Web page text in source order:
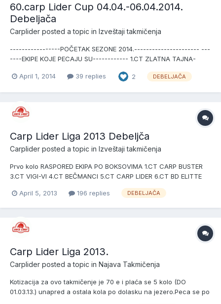
60.carp Lider Cup 04.04.-06.04.2014.
Debeljača
Carplider posted a topic in Izveštaji takmičenja
-----------------POČETAK SEZONE 2014.---------------------- ---
----EKIPE KOJE PECAJU SU------------ 1.CT ZLATNA TAJNA-
4.CT VIGI-VI-OBRENOVAC 5.CT PIRATI-BEČMEN 6.CT VIKORIYA-
April 1, 2014 39 replies 2 DEBELJAČA
Carp Lider Liga 2013 Debeljča
Carplider posted a topic in Izveštaji takmičenja
Prvo kolo RASPORED EKIPA PO BOKSOVIMA 1.CT CARP BUSTER
3.CT VIGI-VI 4.CT BEČMANCI 5.CT CARP LIDER 6.CT BD ELITTE
RIBOLOVAC
April 5, 2013 196 replies DEBELJAČA
Carp Lider Liga 2013.
Carplider posted a topic in Najava Takmičenja
Kotizacija za ovo takmičenje je 70 e i plaća se 5 kolo (DO
01.03.13.) unapred a ostala kola po dolasku na jezero.Peca se po